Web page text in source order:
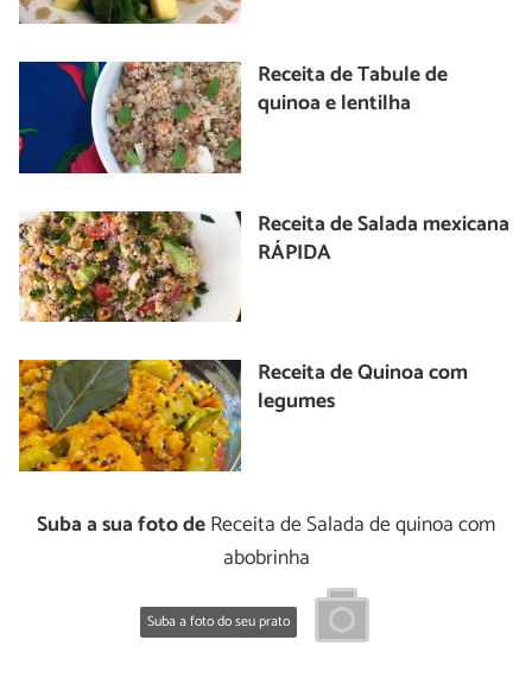
Receita de Tabule de
quinoa e lentilha
Receita de Salada mexicana
RÁPIDA
Receita de Quinoa com
legumes
Suba a sua foto deReceita de Salada de quinoa com
abobrinha
Suba a foto do seu prato